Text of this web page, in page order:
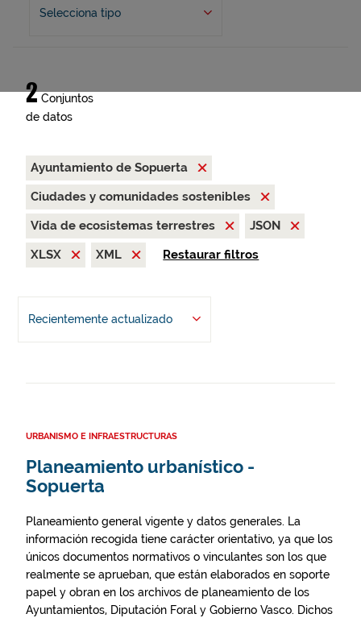
Selecciona tipo
2 Conjuntos
de datos
Ayuntamiento de Sopuerta
Ciudades y comunidades sostenibles
Vida de ecosistemas terrestres
JSON
XLSX
XML Restaurar filtros
Recientemente actualizado
URBANISMO E INFRAESTRUCTURAS
Planeamiento urbanístico -
Sopuerta
Planeamiento general vigente y datos generales. La
información recogida tiene carácter orientativo, ya que los
únicos documentos normativos o vinculantes son los que
realmente se aprueban, que están elaborados en soporte
papel y obran en los archivos de planeamiento de los
Ayuntamientos, Diputación Foral y Gobierno Vasco. Dichos